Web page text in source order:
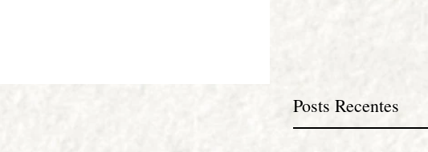
Posts Recentes